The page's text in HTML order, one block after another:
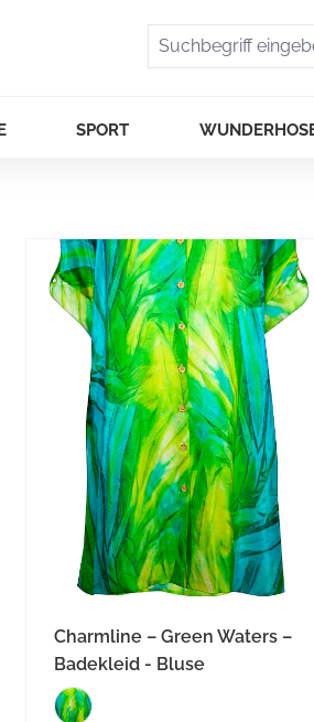
SPORT
Charmline – Green Waters –
Badekleid - Bluse